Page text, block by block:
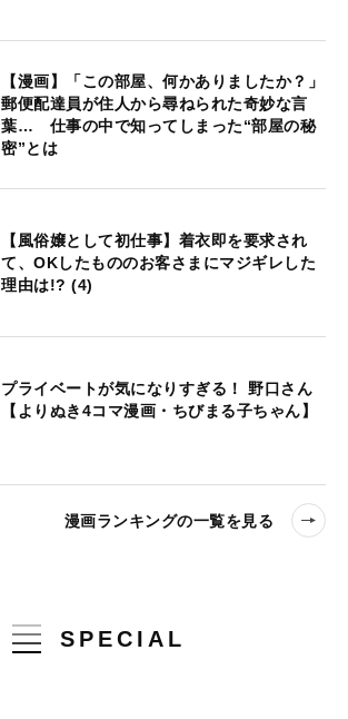
【漫画】「この部屋、何かありましたか？」
郵便配達員が住人から尋ねられた奇妙な言
葉… 仕事の中で知ってしまった“部屋の秘
密”とは
【風俗嬢として初仕事】着衣即を要求され
て、OKしたもののお客さまにマジギレした
理由は!? (4)
プライベートが気になりすぎる！ 野口さん
【よりぬき4コマ漫画・ちびまる子ちゃん】
漫画ランキングの一覧を見る
SPECIAL